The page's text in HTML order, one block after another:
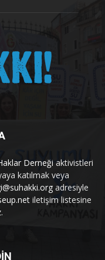
Derneği aktivistleri
katılmak veya
adresiyle
iletişim listesine